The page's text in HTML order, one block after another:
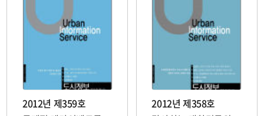
2012년 제359호
2012년 제358호